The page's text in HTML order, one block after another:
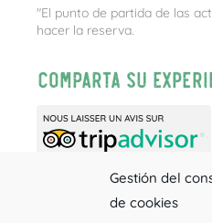
Gestión del
de cookies
"El punto de partida de las
hacer la reserva.
Comparta su